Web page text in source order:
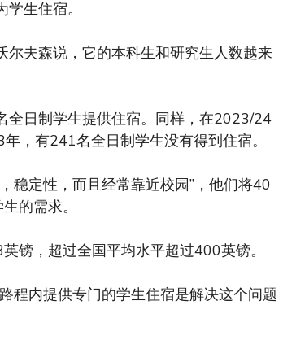
生住宿。
夫森说，它的本科生和研究生人数越来
日制学生提供住宿。同样，在2023/24
，有241名全日制学生没有得到住宿。
稳定性，而且经常靠近校园”，他们将40
的需求。
镑，超过全国平均水平超过400英镑。
程内提供专门的学生住宿是解决这个问题